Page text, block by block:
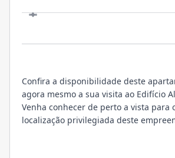
Confira a disponibilidade deste
agora mesmo a sua visita ao Edifício
Venha conhecer de perto a vista para
localização privilegiada deste